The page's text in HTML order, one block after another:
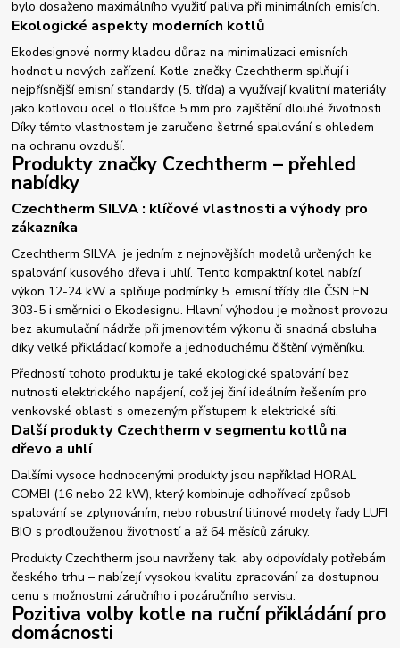
bylo dosaženo maximálního využití paliva při minimálních emisích.
Ekologické aspekty moderních kotlů
Ekodesignové normy kladou důraz na minimalizaci emisních
hodnot u nových zařízení. Kotle značky Czechtherm splňují i
nejpřísnější emisní standardy (5. třída) a využívají kvalitní materiály
jako kotlovou ocel o tloušťce 5 mm pro zajištění dlouhé životnosti.
Díky těmto vlastnostem je zaručeno šetrné spalování s ohledem
na ochranu ovzduší.
Produkty značky Czechtherm – přehled
nabídky
Czechtherm SILVA : klíčové vlastnosti a výhody pro
zákazníka
Czechtherm SILVA je jedním z nejnovějších modelů určených ke
spalování kusového dřeva i uhlí. Tento kompaktní kotel nabízí
výkon 12-24 kW a splňuje podmínky 5. emisní třídy dle ČSN EN
303-5 i směrnici o Ekodesignu. Hlavní výhodou je možnost provozu
bez akumulační nádrže při jmenovitém výkonu či snadná obsluha
díky velké přikládací komoře a jednoduchému čištění výměníku.
Předností tohoto produktu je také ekologické spalování bez
nutnosti elektrického napájení, což jej činí ideálním řešením pro
venkovské oblasti s omezeným přístupem k elektrické síti.
Další produkty Czechtherm v segmentu kotlů na
dřevo a uhlí
Dalšími vysoce hodnocenými produkty jsou například HORAL
COMBI (16 nebo 22 kW), který kombinuje odhořívací způsob
spalování se zplynováním, nebo robustní litinové modely řady LUFI
BIO s prodlouženou životností a až 64 měsíců záruky.
Produkty Czechtherm jsou navrženy tak, aby odpovídaly potřebám
českého trhu – nabízejí vysokou kvalitu zpracování za dostupnou
cenu s možnostmi záručního i pozáručního servisu.
Pozitiva volby kotle na ruční přikládání pro
domácnosti